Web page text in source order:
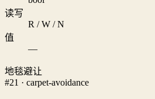
读写
R / W / N
值
—
地毯避让
#21 · carpet-avoidance